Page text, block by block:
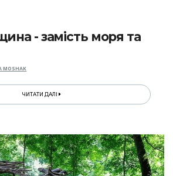
- замість моря та
MOSHAK
ЧИТАТИ ДАЛІ